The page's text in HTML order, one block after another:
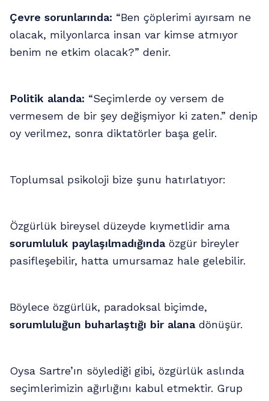
Çevre sorunlarında: “Ben çöplerimi ayırsam ne
olacak, milyonlarca insan var kimse atmıyor
benim ne etkim olacak?” denir.
Politik alanda: “Seçimlerde oy versem de
vermesem de bir şey değişmiyor ki zaten.” denip
oy verilmez, sonra diktatörler başa gelir.
Toplumsal psikoloji bize şunu hatırlatıyor:
Özgürlük bireysel düzeyde kıymetlidir ama
sorumluluk paylaşılmadığındaözgür bireyler
pasifleşebilir, hatta umursamaz hale gelebilir.
Böylece özgürlük, paradoksal biçimde,
sorumluluğun buharlaştığı bir alanadönüşür.
Oysa Sartre’ın söylediği gibi, özgürlük aslında
seçimlerimizin ağırlığını kabul etmektir. Grup